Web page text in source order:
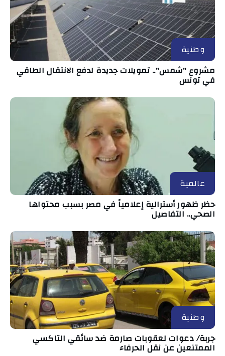
وطنية
مشروع "شمس".. تمويلات جديدة لدفع الانتقال الطاقي
في تونس
عالمية
حظر ظهور أسترالية إعلامياً في مصر بسبب محتواها
الصحي.. التفاصيل
وطنية
جربة/ دعوات لعقوبات صارمة ضد سائقي التاكسي
الممتنعين عن نقل الحرفاء